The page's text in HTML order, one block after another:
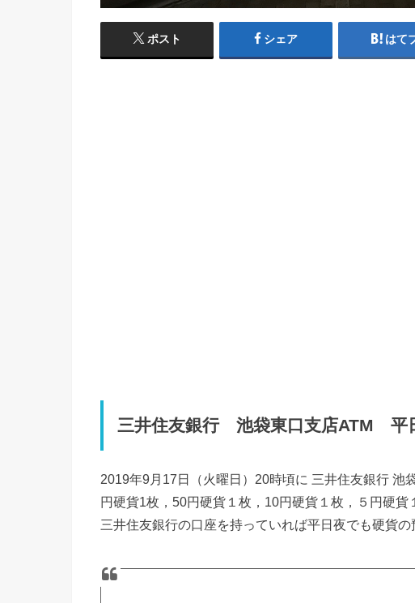
ポスト シェア はて
三井住友銀行 池袋東口支店ATM 平
2019年9月17日（火曜日）20時頃に 三井住友銀行 池
円硬貨1枚，50円硬貨１枚，10円硬貨１枚，５円硬
三井住友銀行の口座を持っていれば平日夜でも硬貨